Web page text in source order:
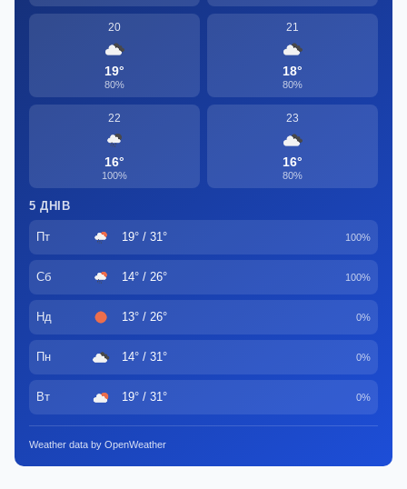
20
19°
80%
21
18°
80%
22
16°
100%
23
16°
80%
5 ДНІВ
Пт 19° / 31° 100%
Сб 14° / 26° 100%
Нд 13° / 26° 0%
Пн 14° / 31° 0%
Вт 19° / 31° 0%
Weather data by OpenWeather